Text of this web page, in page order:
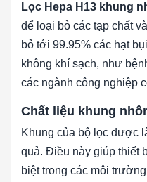
Lọc Hepa H13 khung
để loại bỏ các tạp chất
bỏ tới 99.95% các hạt
không khí sạch, như
các ngành công nghiệp
Chất liệu khung
Khung của bộ lọc được
quả. Điều này giúp thiết
biệt trong các môi